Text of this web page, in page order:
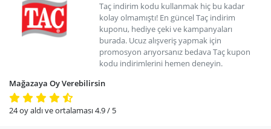
Mağazaya Oy Verebilirsin
24oy aldı ve ortalaması4.9/ 5
Taç indirim kodu kullanmak hiç bu kadar
kolay olmamıştı! En güncel Taç indirim
kuponu, hediye çeki ve kampanyaları
burada. Ucuz alışveriş yapmak için
promosyon arıyorsanız bedava Taç kupon
kodu indirimlerini hemen deneyin.